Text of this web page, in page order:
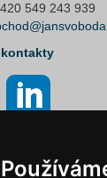
549 243 939